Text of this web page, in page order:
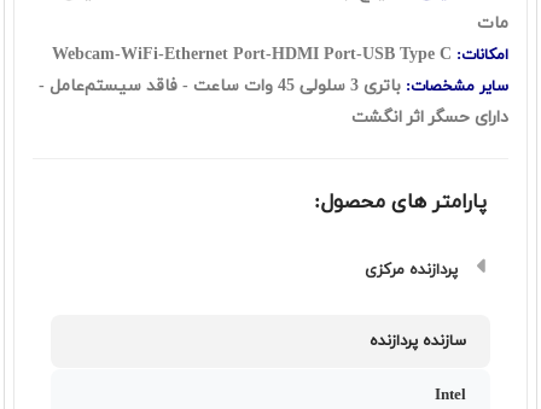
مات
امکانات:
سایر مشخصات:
باتری 3 سلولی 45 وات ساعت - فاقد سيستم‌عامل -
دارای حسگر اثر انگشت
پارامتر های محصول:
پردازنده مرکزی
سازنده پردازنده
Intel